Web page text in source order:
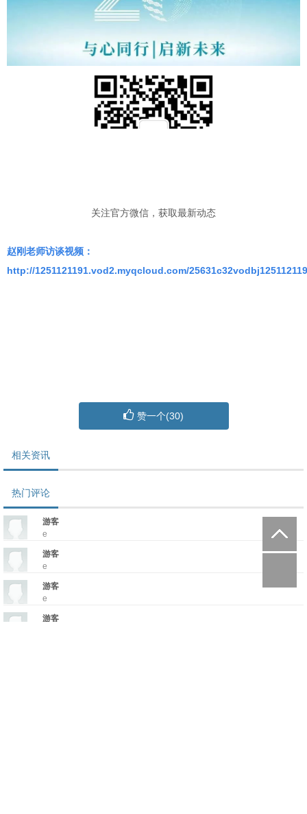
关注官方微信，获取最新动态
赵刚老师访谈视频：
http://1251121191.vod2.myqcloud.com/
赞一个(30)
相关资讯
热门评论
游客
e
游客
e
游客
e
游客